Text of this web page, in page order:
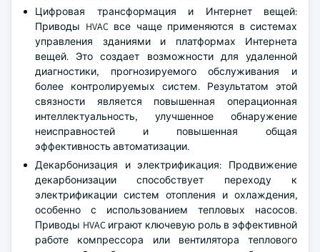
Цифровая трансформация и Интернет вещей:
Приводы HVAC все чаще применяются в системах
управления зданиями и платформах Интернета
вещей. Это создает возможности для удаленной
диагностики, прогнозируемого обслуживания и
более контролируемых систем. Результатом этой
связности является повышенная операционная
интеллектуальность, улучшенное обнаружение
неисправностей и повышенная общая
эффективность автоматизации.
Декарбонизация и электрификация: Продвижение
декарбонизации способствует переходу к
электрификации систем отопления и охлаждения,
особенно с использованием тепловых насосов.
Приводы HVAC играют ключевую роль в эффективной
работе компрессора или вентилятора теплового